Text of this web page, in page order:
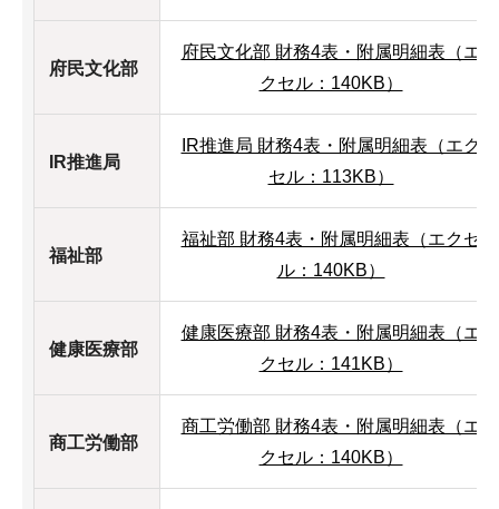
府民文化部
府民文化部 財務4表・附属明細表（エ
クセル：140KB）
IR推進局
IR推進局 財務4表・附属明細表（エク
セル：113KB）
福祉部
福祉部 財務4表・附属明細表（エクセ
ル：140KB）
健康医療部
健康医療部 財務4表・附属明細表（エ
クセル：141KB）
商工労働部
商工労働部 財務4表・附属明細表（エ
クセル：140KB）